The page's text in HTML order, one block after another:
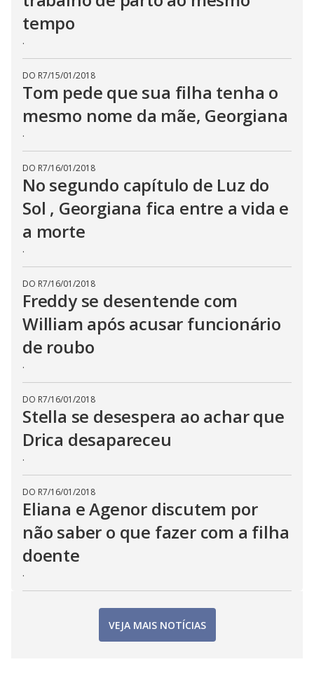
tempo
.
DO R7/15/01/2018
Tom pede que sua filha tenha o
mesmo nome da mãe, Georgiana
.
DO R7/16/01/2018
No segundo capítulo de Luz do
Sol , Georgiana fica entre a vida e
a morte
.
DO R7/16/01/2018
Freddy se desentende com
William após acusar funcionário
de roubo
.
DO R7/16/01/2018
Stella se desespera ao achar que
Drica desapareceu
.
DO R7/16/01/2018
Eliana e Agenor discutem por
não saber o que fazer com a filha
doente
.
VEJA MAIS NOTÍCIAS